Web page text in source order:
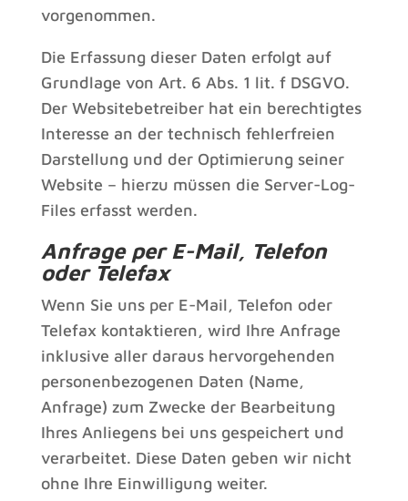
vorgenommen.
Die Erfassung dieser Daten erfolgt auf
Grundlage von Art. 6 Abs. 1 lit. f DSGVO.
Der Websitebetreiber hat ein berechtigtes
Interesse an der technisch fehlerfreien
Darstellung und der Optimierung seiner
Website – hierzu müssen die Server-Log-
Files erfasst werden.
Anfrage per E-Mail, Telefon
oder Telefax
Wenn Sie uns per E-Mail, Telefon oder
Telefax kontaktieren, wird Ihre Anfrage
inklusive aller daraus hervorgehenden
personenbezogenen Daten (Name,
Anfrage) zum Zwecke der Bearbeitung
Ihres Anliegens bei uns gespeichert und
verarbeitet. Diese Daten geben wir nicht
ohne Ihre Einwilligung weiter.